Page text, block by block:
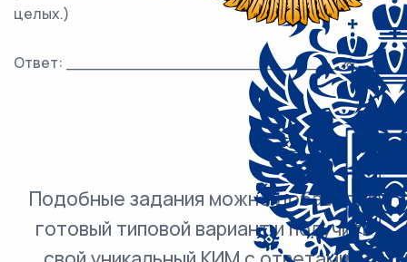
целых.)
Ответ: ___________________________ %.
Подобные задания можно добавить в
готовый типовой вариант и получить